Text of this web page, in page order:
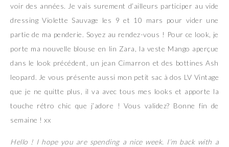
voir des années. Je vais surement d’ailleurs participer au vide
dressing Violette Sauvage les 9 et 10 mars pour vider une
partie de ma penderie. Soyez au rendez-vous ! Pour ce look, je
porte ma nouvelle blouse en lin Zara, la veste Mango aperçue
dans le look précédent, un jean Cimarron et des bottines Ash
leopard. Je vous présente aussi mon petit sac à dos LV Vintage
que je ne quitte plus, il va avec tous mes looks et apporte la
touche rétro chic que j’adore ! Vous validez? Bonne fin de
semaine ! xx
Hello ! I hope you are spending a nice week. I’m back with a